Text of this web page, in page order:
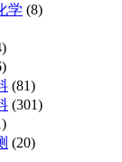
学 (8)
(81)
(301)
(20)